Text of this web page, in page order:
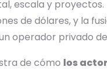
escala y
de dólares, y la
operador privado
de cómo los